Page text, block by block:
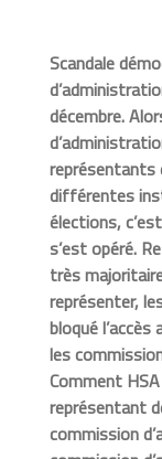
Scandale
décembre.
représentants
différentes
élections,
s’est opéré.
très
représenter,
bloqué l’accès
les
Comment
représentant
commission